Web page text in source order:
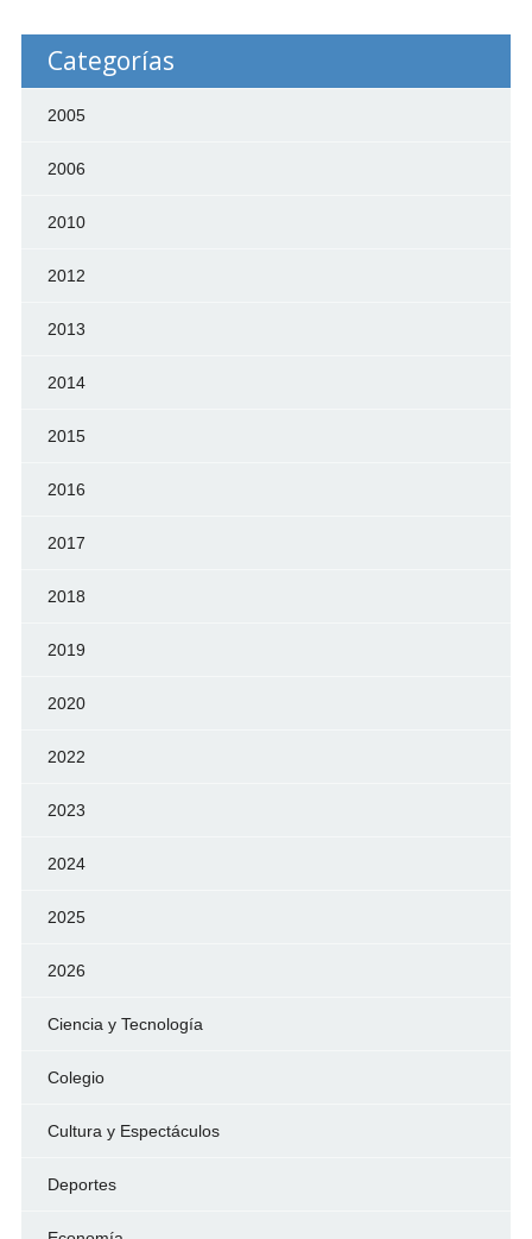
Categorías
2005
2006
2010
2012
2013
2014
2015
2016
2017
2018
2019
2020
2022
2023
2024
2025
2026
Ciencia y Tecnología
Colegio
Cultura y Espectáculos
Deportes